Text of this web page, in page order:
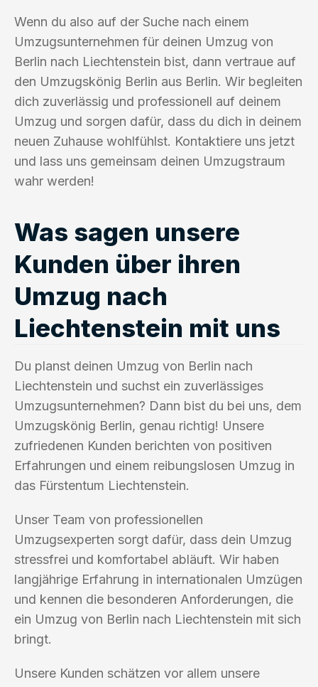
Wenn du also auf der Suche nach einem
Umzugsunternehmen für deinen Umzug von
Berlin nach Liechtenstein bist, dann vertraue auf
den Umzugskönig Berlin aus Berlin. Wir begleiten
dich zuverlässig und professionell auf deinem
Umzug und sorgen dafür, dass du dich in deinem
neuen Zuhause wohlfühlst. Kontaktiere uns jetzt
und lass uns gemeinsam deinen Umzugstraum
wahr werden!
Was sagen unsere
Kunden über ihren
Umzug nach
Liechtenstein mit uns
Du planst deinen Umzug von Berlin nach
Liechtenstein und suchst ein zuverlässiges
Umzugsunternehmen? Dann bist du bei uns, dem
Umzugskönig Berlin, genau richtig! Unsere
zufriedenen Kunden berichten von positiven
Erfahrungen und einem reibungslosen Umzug in
das Fürstentum Liechtenstein.
Unser Team von professionellen
Umzugsexperten sorgt dafür, dass dein Umzug
stressfrei und komfortabel abläuft. Wir haben
langjährige Erfahrung in internationalen Umzügen
und kennen die besonderen Anforderungen, die
ein Umzug von Berlin nach Liechtenstein mit sich
bringt.
Unsere Kunden schätzen vor allem unsere